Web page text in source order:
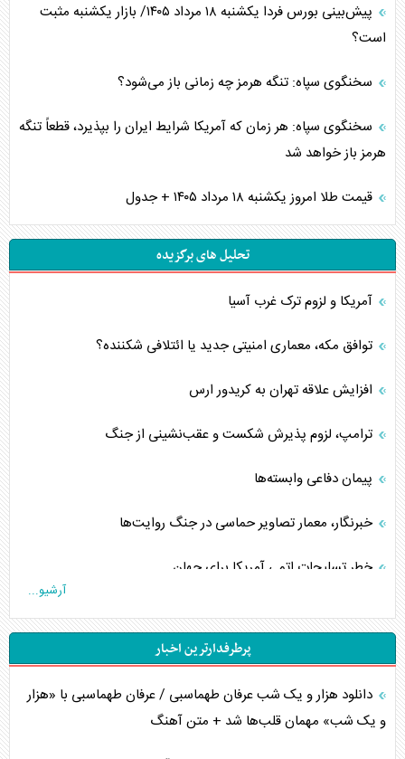
پیش‌بینی بورس فردا یکشنبه ۱۸ مرداد ۱۴۰۵/ بازار یکشنبه مثبت
است؟
سخنگوی سپاه: تنگه هرمز چه زمانی باز می‌شود؟
سخنگوی سپاه: هر زمان که آمریکا شرایط ایران را بپذیرد، قطعاً تنگه
هرمز باز خواهد شد
قیمت طلا امروز یکشنبه ۱۸ مرداد ۱۴۰۵ + جدول
تحلیل های برگزیده
آمریکا و لزوم ترک غرب آسیا
توافق مکه، معماری امنیتی جدید یا ائتلافی شکننده؟
افزایش علاقه تهران به کریدور ارس
ترامپ، لزوم پذیرش شکست و عقب‌نشینی از جنگ
پیمان دفاعی‌ وابسته‌ها
خبرنگار، معمار تصاویر حماسی در جنگ روایت‌ها
خطر تسلیحات اتمی آمریکا برای جهان
چگونه عربستان برابر ایران دچار خطای محاسباتی شد؟
جاده ابریشم فضایی/ نفوذ راهبردی و فرازمینی چین
انصارالله و تثبیت معادله «محاصره برابر محاصره»
آرشیو...
پرطرفدارترین اخبار
دانلود هزار و یک شب عرفان طهماسبی / عرفان طهماسبی با «هزار
و یک شب» مهمان قلب‌ها شد + متن آهنگ